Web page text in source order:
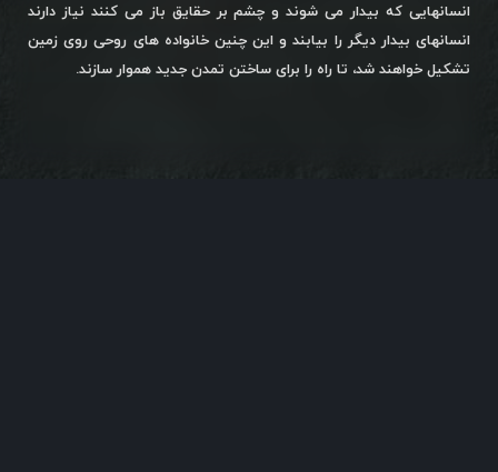
انسانهایی که بیدار می شوند و چشم بر حقایق باز می کنند نیاز دارند
انسانهای بیدار دیگر را بیابند و این چنین خانواده های روحی روی زمین
تشکیل خواهند شد، تا راه را برای ساختن تمدن جدید هموار سازند.